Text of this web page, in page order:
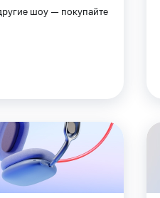
шоу — покупайте